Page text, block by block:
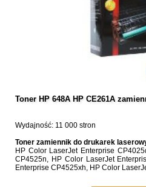
Toner HP 648A HP CE261A
Wydajność: 11 000 stron
Toner zamiennik do drukarek
HP Color LaserJet Enterprise
CP4525n, HP Color LaserJet
Enterprise CP4525xh, HP Color